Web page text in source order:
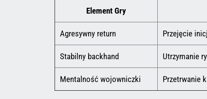
Element Gry
Agresywny return Przejęcie
Stabilny backhand Utrzymanie
Mentalność wojowniczki Przetrwanie